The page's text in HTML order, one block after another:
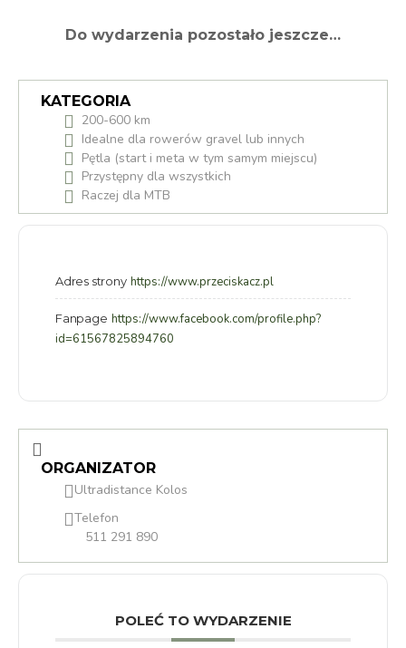
Do wydarzenia pozostało jeszcze…
KATEGORIA
200-600 km
Idealne dla rowerów gravel lub innych
Pętla (start i meta w tym samym miejscu)
Przystępny dla wszystkich
Raczej dla MTB
Adres strony https://www.przeciskacz.pl
Fanpage https://www.facebook.com/profile.php?
id=61567825894760
ORGANIZATOR
Ultradistance Kolos
Telefon
511 291 890
POLEĆ TO WYDARZENIE